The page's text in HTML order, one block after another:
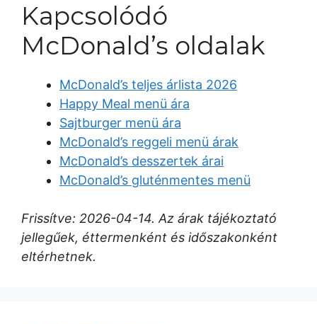
Kapcsolódó
McDonald’s oldalak
McDonald’s teljes árlista 2026
Happy Meal menü ára
Sajtburger menü ára
McDonald’s reggeli menü árak
McDonald’s desszertek árai
McDonald’s gluténmentes menü
Frissítve: 2026-04-14. Az árak tájékoztató
jellegűek, éttermenként és időszakonként
eltérhetnek.